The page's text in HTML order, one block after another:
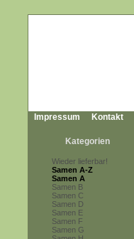
Impressum Kontakt
Kategorien
Wieder lieferbar!
Samen A-Z
Samen A
Samen B
Samen C
Samen D
Samen E
Samen F
Samen G